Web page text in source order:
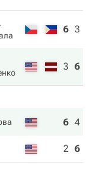
6 3
3 6
6 4
2 6